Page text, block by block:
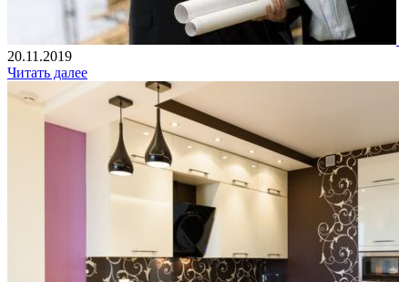
20.11.2019
Читать далее